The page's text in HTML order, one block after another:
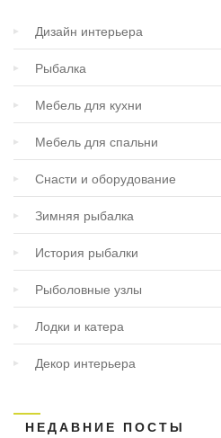
Дизайн интерьера
Рыбалка
Мебель для кухни
Мебель для спальни
Снасти и оборудование
Зимняя рыбалка
История рыбалки
Рыболовные узлы
Лодки и катера
Декор интерьера
НЕДАВНИЕ ПОСТЫ